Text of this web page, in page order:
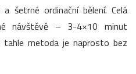
šetrné ordinační bělení. Celá
návštěvě – 3-4×10 minut
metoda je naprosto bez